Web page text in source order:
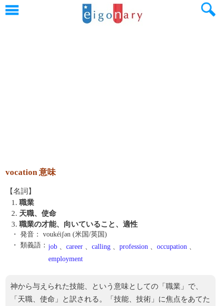
vocation 意味
【名詞】
1. 職業
2. 天職、使命
3. 職業の才能、向いていること、適性
・ 発音：
voukéiʃən (米国/英国)
・ 類義語： job 、 career 、 calling 、 profession 、 occupation 、
employment
神から与えられた技能、という意味としての「職業」で、
「天職、使命」と訳される。「技能、技術」に焦点をあてた